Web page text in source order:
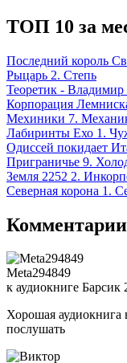
ТОП 10 за
Последний король
Рыцарь 2. Степь
Теоретик - Владимир
Корпорация
Мехиники 7.
Лабиринты Ехо 1.
Одиссей покидает
Приграничье 9.
Земля 2252 2.
Северная корона 1.
Комментарии
Meta294849
к аудиокниге
Хорошая аудиокнига
послушать